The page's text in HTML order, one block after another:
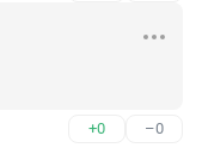
+0 –0